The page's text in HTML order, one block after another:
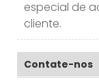
especial de
cliente.
Contate-nos